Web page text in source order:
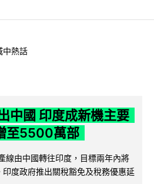
中熱話
中國 印度成新機主要
至5500萬部
由中國轉往印度，目標兩年內將
度政府推出關稅豁免及稅務優惠延